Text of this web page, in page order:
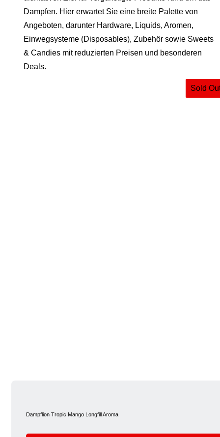
Dampfen. Hier erwartet Sie eine breite Palette von
Angeboten, darunter Hardware, Liquids, Aromen,
Einwegsysteme (Disposables), Zubehör sowie Sweets
& Candies mit reduzierten Preisen und besonderen
Deals.
Sold
Dampflion Tropic Mango Longfill Aroma